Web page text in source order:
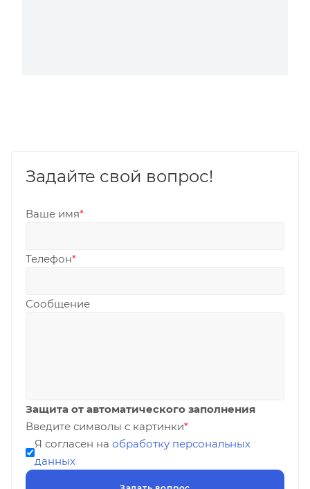
Задайте свой вопрос!
Ваше имя*
Телефон*
Сообщение
Защита от автоматического заполнения
Введите символы с картинки*
Я согласен на обработку персональных
данных